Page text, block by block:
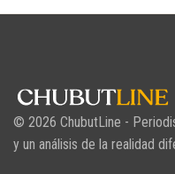
© 2026 ChubutLine -
y un análisis de la realidad